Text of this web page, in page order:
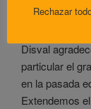
Disval
particular el
en la pasada
Extendemos
Rechazar